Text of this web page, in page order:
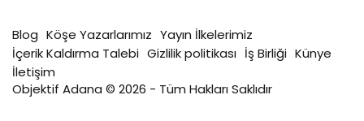
Blog Köşe Yazarlarımız Yayın İlkelerimiz
İçerik Kaldırma Talebi Gizlilik politikası İş Birliği Künye
İletişim
Objektif Adana © 2026 - Tüm Hakları Saklıdır